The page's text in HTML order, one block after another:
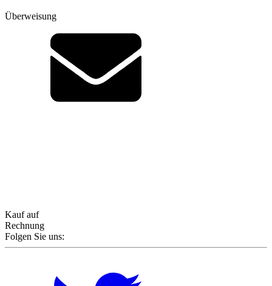
Überweisung
Kauf auf
Rechnung
Folgen Sie uns: